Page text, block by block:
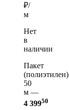
₽/
м
Нет
в
наличии
Пакет
(полиэтилен)
50
м —
4 39950